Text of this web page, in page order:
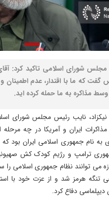
شورای اسلامی تاکید کرد: آقای
که ما با اقتدار، عدم اطمینان
مذاکره به ما حمله کرده اید.
نایب رئیس مجلس شورای
ایران و آمریکا در چه
نام جمهوری اسلامی ایران بود که
ترامپ و رژیم کودک کش
می کردند ۳ روزه می توانند نظام جمهوری
تنگه هرمز شد و از عزت خود با
دفاع کرد.